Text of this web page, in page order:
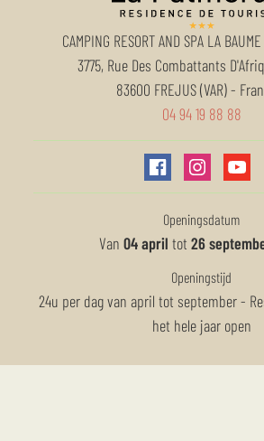
CAMPING RESORT AND SPA LA
3775, Rue Des Combattants
83600 FREJUS (VAR)-
04 94 19 88 88
Openingsdatum
Van 04 april tot 26
Openingstijd
24u per dag van april tot september -
het hele jaar open